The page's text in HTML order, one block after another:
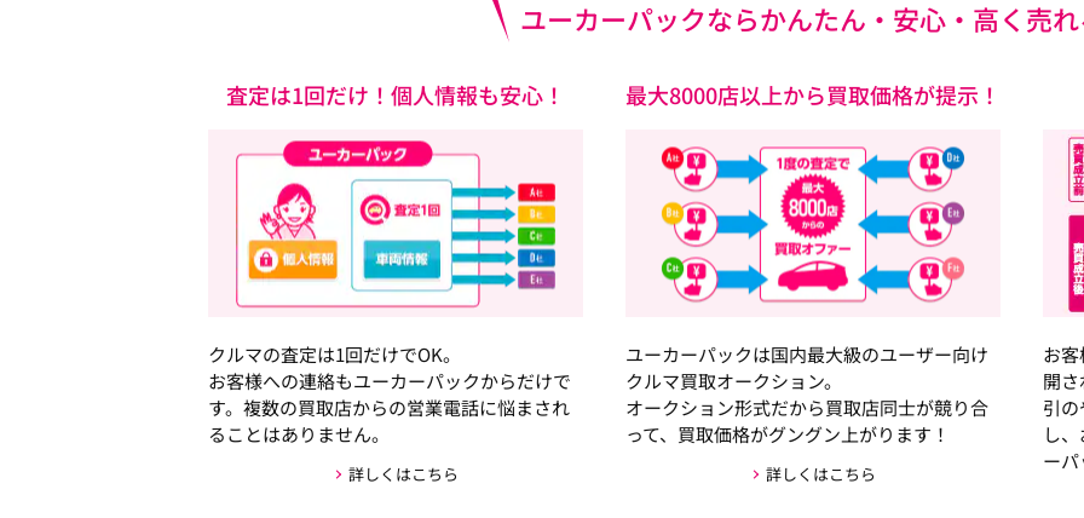
ユーカーパックならかんたん・安心・高く売れ
査定は1回だけ！個人情報も安心！
クルマの査定は1回だけでOK。
お客様への連絡もユーカーパックからだけで
す。複数の買取店からの営業電話に悩まされ
ることはありません。
詳しくはこちら
最大8000店以上から買取価格が提示！
ユーカーパックは国内最大級のユーザー向け
クルマ買取オークション。
オークション形式だから買取店同士が競り合
って、買取価格がグングン上がります！
詳しくはこちら
お
開
引
し
ーパ